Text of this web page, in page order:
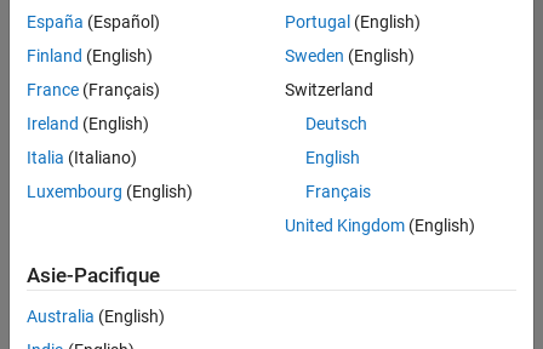
España (Español)
Finland (English)
France (Français)
Ireland (English)
Italia (Italiano)
Luxembourg (English)
Portugal (English)
Sweden (English)
Switzerland
Deutsch
English
Français
United Kingdom(English)
Asie-Pacifique
Australia (English)